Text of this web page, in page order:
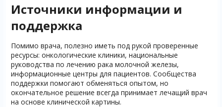
Источники информации и
поддержка
Помимо врача, полезно иметь под рукой проверенные
ресурсы: онкологические клиники, национальные
руководства по лечению рака молочной железы,
информационные центры для пациентов. Сообщества
поддержки помогают обменяться опытом, но
окончательное решение всегда принимает лечащий врач
на основе клинической картины.